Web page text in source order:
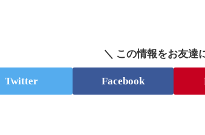
＼ この情報をお友達
Twitter Facebook